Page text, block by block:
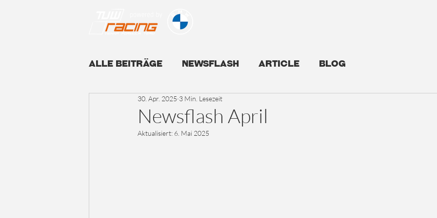
Alle Beiträge Newsflash Article Blog
Newsflash April
30. Apr. 2025 3 Min. Lesezeit
Aktualisiert: 6. Mai 2025